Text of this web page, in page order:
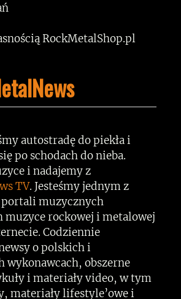
RockMetalShop.pl
autostradę do piekła i
po schodach do nieba.
i nadajemy z
TV. Jesteśmy jednym z
muzycznych
muzyce rockowej i metalowej
Codziennie
o polskich i
wykonawcach, obszerne
i materiały video, w tym
materiały lifestyle’owe i